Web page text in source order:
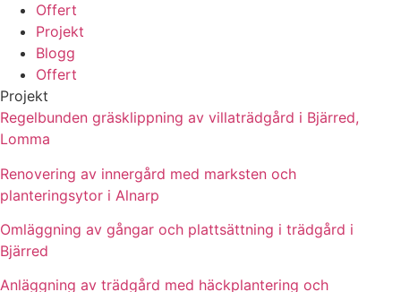
Offert
Projekt
Blogg
Offert
Projekt
Regelbunden gräsklippning av villaträdgård i Bjärred,
Lomma
Renovering av innergård med marksten och
planteringsytor i Alnarp
Omläggning av gångar och plattsättning i trädgård i
Bjärred
Anläggning av trädgård med häckplantering och